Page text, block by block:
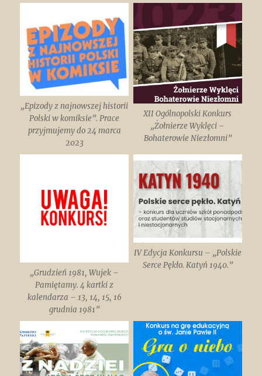
„Epizody z najnowszej historii
Polski w komiksie”. Prace
przyjmujemy do 24 marca
2023
XII Ogólnopolski Konkurs
„Żołnierze Wyklęci –
Bohaterowie Niezłomni”
„Grudzień 1981, Wujek –
Pamiętamy. 4 kartki z
kalendarza – 13, 14, 15, 16
grudnia 1981”
IV Edycja Konkursu – „Polskie
Serce Pękło. Katyń 1940.”